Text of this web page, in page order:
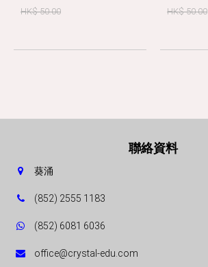
HK$ 50.00 HK$ 50.00
聯絡資料
葵涌
(852) 2555 1183
(852) 6081 6036
office@crystal-edu.com